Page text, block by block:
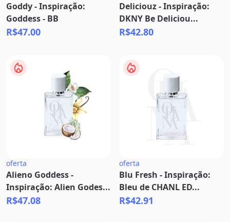
Goddy - Inspiração:
Goddess - BB
R$47.00
Deliciouz - Inspiração:
DKNY Be Deliciou...
R$42.80
oferta
Alieno Goddess -
Inspiração: Alien Godes...
R$47.08
oferta
Blu Fresh - Inspiração:
Bleu de CHANL ED...
R$42.91